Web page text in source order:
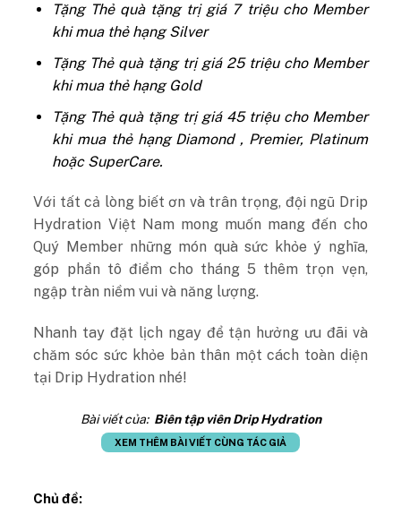
Tặng Thẻ quà tặng trị giá 7 triệu cho Member
khi mua thẻ hạng Silver
Tặng Thẻ quà tặng trị giá 25 triệu cho Member
khi mua thẻ hạng Gold
Tặng Thẻ quà tặng trị giá 45 triệu cho Member
khi mua thẻ hạng Diamond , Premier, Platinum
hoặc SuperCare.
Với tất cả lòng biết ơn và trân trọng, đội ngũ Drip
Hydration Việt Nam mong muốn mang đến cho
Quý Member những món quà sức khỏe ý nghĩa,
góp phần tô điểm cho tháng 5 thêm trọn vẹn,
ngập tràn niềm vui và năng lượng.
Nhanh tay đặt lịch ngay để tận hưởng ưu đãi và
chăm sóc sức khỏe bản thân một cách toàn diện
tại Drip Hydration nhé!
Bài viết của: Biên tập viên Drip Hydration
XEM THÊM BÀI VIẾT CÙNG TÁC GIẢ
Chủ đề: